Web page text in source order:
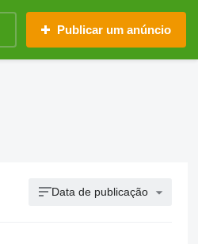
Publicar um anúncio
Data de publicação